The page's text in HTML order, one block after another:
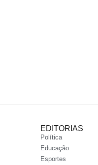
EDITORIAS
Política
Educação
Esportes